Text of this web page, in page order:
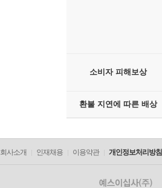
소비자 피해보상
환불 지연에 따른 배상
회사소개 인재채용 이용약관 개인정보처리방침